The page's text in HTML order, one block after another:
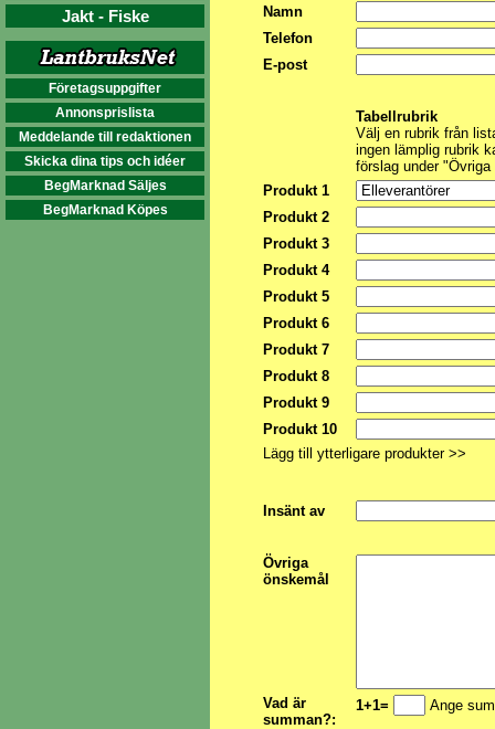
Jakt - Fiske
Företagsuppgifter
Annonsprislista
Meddelande till redaktionen
Skicka dina tips och idéer
BegMarknad Säljes
BegMarknad Köpes
Namn
Telefon
E-post
Tabellrubrik
Välj en rubrik från
ingen lämplig rubrik
förslag under
Produkt 1
Produkt 2
Produkt 3
Produkt 4
Produkt 5
Produkt 6
Produkt 7
Produkt 8
Produkt 9
Produkt 10
Lägg till ytterligare produkter >>
Insänt av
Övriga
önskemål
Vad är
summan?:
1+1= Ange